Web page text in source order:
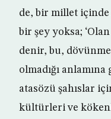
de, bir millet içinde
bir şey yoksa;
denir, bu,
olmadığı
atasözü şahıslar
kültürleri ve